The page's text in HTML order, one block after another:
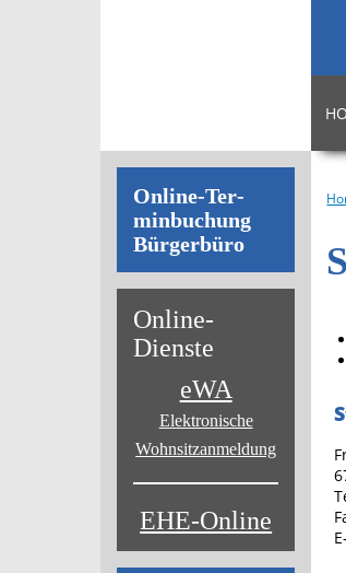
On­line-Ter­
min­bu­chung
Bür­ger­bü­ro
On­line-
Diens­te
eWA
Elektronische
Wohnsitz­anmeldung
EHE-Online